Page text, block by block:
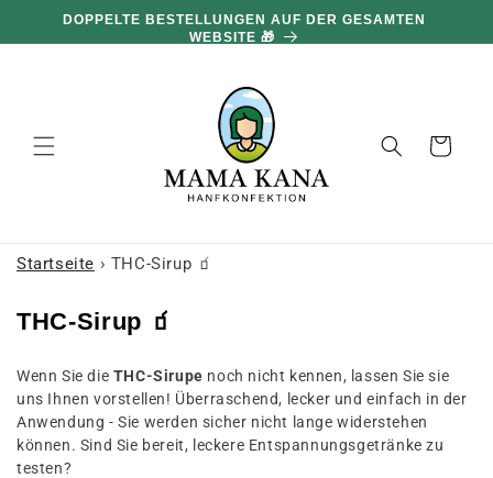
und zumDOPPELTE BESTELLUNGEN AUF DER GESAMTEN
WEBSITE 🎁
Warenkorb
Startseite › THC-Sirup 🧃
K
l
l
e
THC-Sirup 🧃
Wenn Sie die THC-Sirupe noch nicht kennen, lassen Sie sie
uns Ihnen vorstellen! Überraschend, lecker und einfach in der
Anwendung - Sie werden sicher nicht lange widerstehen
können. Sind Sie bereit, leckere Entspannungsgetränke zu
testen?